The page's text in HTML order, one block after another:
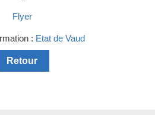
Flyer
: Etat de Vaud
Retour